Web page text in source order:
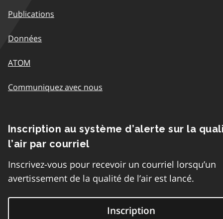
Publications
Données
ATOM
Communiquez avec nous
Inscription au système d’alerte sur la
l’air par courriel
Inscrivez-vous pour recevoir un courriel lorsqu’un
avertissement de la qualité de l’air est lancé.
Inscription